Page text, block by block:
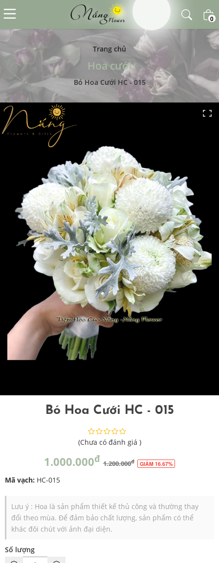
0
Trang chủ
Hoa cưới
Bó Hoa Cưới HC - 015
Bó Hoa Cưới HC - 015
(Chưa có đánh giá )
1.000.000đ 1.200.000đ GIẢM 16.67%
Mã vạch: HC-015
Lưu ý : Hoa là sản phẩm thiết kế thủ công và thường thay
đổi theo mùa. Để đảm bảo chất lượng, sản phẩm có thể
khác đôi chút với ảnh đại diện.
Số lượng